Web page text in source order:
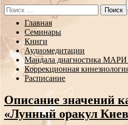
Search
for:
Перейти
содержанию
Главная
Семинары
Книги
Аудиомедитации
Мандала диагностика
Коррекционная
Расписание
Описание значений
«Лунный оракул